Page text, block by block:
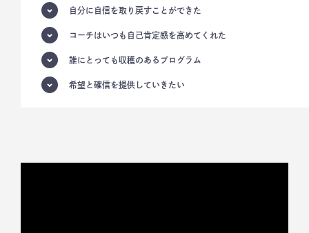
自分に自信を取り戻すことができた
コーチはいつも自己肯定感を高めてくれた
誰にとっても収穫のあるプログラム
希望と確信を提供していきたい